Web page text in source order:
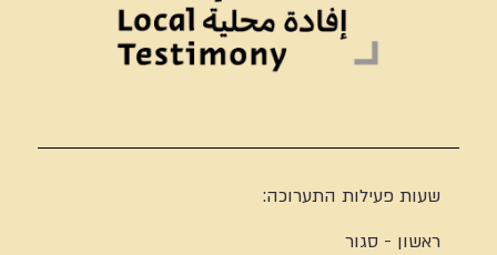
שעות פעילות התערוכה:
ראשון - סגור